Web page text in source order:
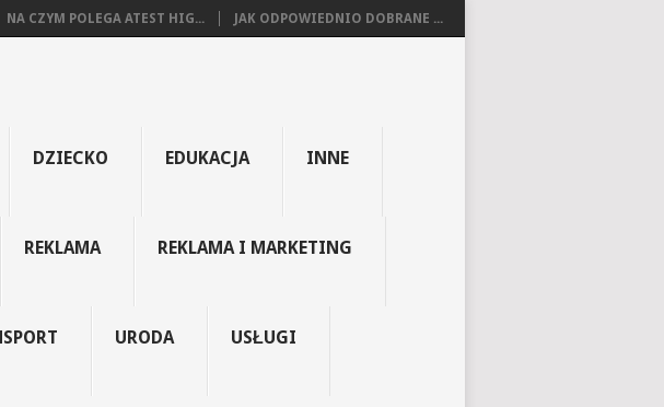
NA CZYM POLEGA ATEST HIG... JAK ODPOWIEDNIO DOBRANE ...
DZIECKO EDUKACJA INNE
REKLAMA REKLAMA I MARKETING
URODA USŁUGI